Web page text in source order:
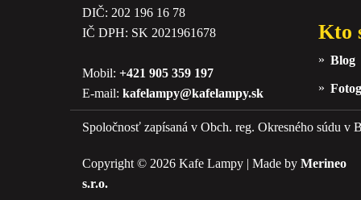
DIČ: 202 196 16 78
IČ DPH: SK 2021961678
Mobil: +421 905 359 197
E-mail: kafelampy@kafelampy.sk
Kto
Blog
Spoločnosť zapísaná v Obch. reg. Okresného súdu v
Copyright © 2026 Kafe Lampy | Made by Merineo
s.r.o.